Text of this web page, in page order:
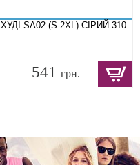
ХУДІ SA02 (S-2XL) СІРИЙ 310
541 грн.